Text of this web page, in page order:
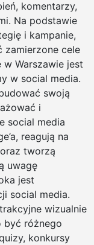
komentarzy,
Na podstawie
i kampanie,
zamierzone cele
Warszawie jest
w social media.
swoją
i
social media
reagują na
tworzą
uwagę
jest
social media.
wizualnie
być różnego
konkursy